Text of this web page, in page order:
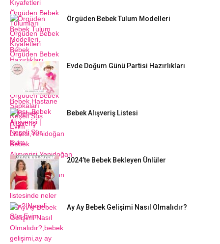
Örgüden Bebek Tulum Modelleri
Evde Doğum Günü Partisi Hazırlıkları
Bebek Alışveriş Listesi
2024’te Bebek Bekleyen Ünlüler
Ay Ay Bebek Gelişimi Nasıl Olmalıdır?